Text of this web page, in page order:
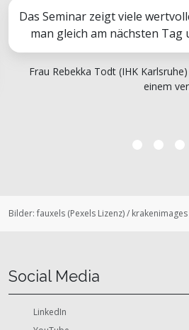
Das Seminar zeigt viele
man gleich am nächsten Tag
Frau Rebekka Todt (IHK
einem
Bilder: fauxels (Pexels Lizenz)/ krakenimages
Social Media
LinkedIn